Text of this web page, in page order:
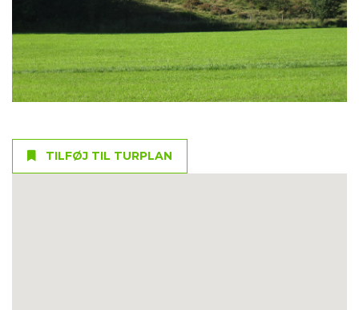
TILFØJ TIL TURPLAN